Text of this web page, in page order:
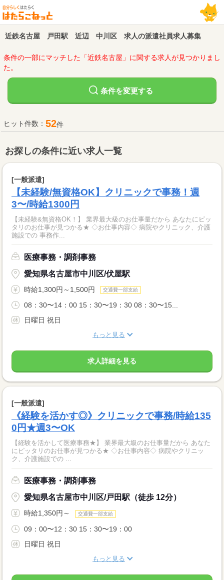
近鉄名古屋 戸田駅 近辺 中川区 求人の派遣社員求人募集
条件の一部にマッチした「近鉄名古屋」に関する求人が見つかりまし
た。
条件を変更する
ヒット件数： 52件
お探しの条件に近い求人一覧
[一般派遣]
【未経験/無資格OK】クリニックで事務！週
3〜/時給1300円
【未経験&無資格OK！】 業界最大級のお仕事量だから あなたにピッ
タリのお仕事が見つかる★ ◇お仕事内容◇ 病院やクリニック、介護
施設での 事務作...
医療事務・調剤事務
愛知県名古屋市中川区/伏屋駅
時給1,300円～1,500円 交通費一部支給
08：30〜14：00 15：30〜19：30 08：30〜15...
日曜日 祝日
もっと見る
求人詳細を見る
[一般派遣]
《経験を活かす◎》クリニックで事務/時給135
0円★週3〜OK
【経験を活かして医療事務★】 業界最大級のお仕事量だから あなた
にピッタリのお仕事が見つかる★ ◇お仕事内容◇ 病院やクリニッ
ク、介護施設での ...
医療事務・調剤事務
愛知県名古屋市中川区/戸田駅（徒歩 12分）
時給1,350円～ 交通費一部支給
09：00〜12：30 15：30〜19：00
日曜日 祝日
もっと見る